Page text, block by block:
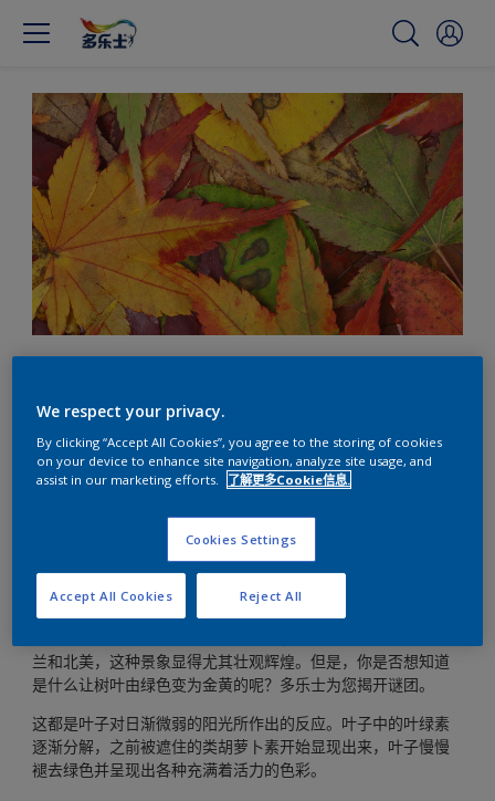
秋季里，大自然的色彩变化是一个季节性的景象。
在夏季光鲜活力的绿色之后，乔木与灌木的叶子开始变得金
黄，这预示着一场华丽的色彩旅程。你会不禁被各种各样的黄
兰和北美，这种景象显得尤其壮观辉煌。但是，你是否想知道
是什么让树叶由绿色变为金黄的呢？多乐士为您揭开谜团。
这都是叶子对日渐微弱的阳光所作出的反应。叶子中的叶绿素
逐渐分解，之前被遮住的类胡萝卜素开始显现出来，叶子慢慢
褪去绿色并呈现出各种充满着活力的色彩。
We respect your privacy.
By clicking “Accept All Cookies”, you agree to the storing of cookies
on your device to enhance site navigation, analyze site usage, and
assist in our marketing efforts.
了解更多Cookie信息.
Cookies Settings
Reject All
Accept All Cookies